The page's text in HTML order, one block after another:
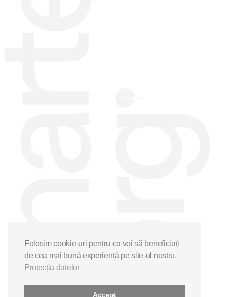
Folosim cookie-uri pentru ca voi să beneficiați
de cea mai bună experiență pe site-ul nostru.
Protecția datelor
Accept